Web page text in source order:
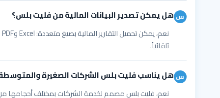
هل يمكن تصدير البيانات المالية من فليت بلس؟
تلقائياً.
هل يناسب فليت بلس الشركات الصغيرة